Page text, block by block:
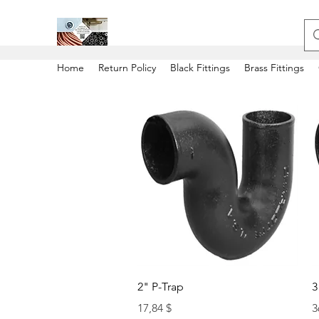
Home Return Policy Black Fittings Brass Fittings
Быстрый просмотр
2" P-Trap
Цена
17,84 $